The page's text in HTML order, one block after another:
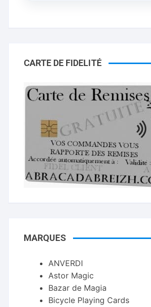
CARTE DE FIDELITÉ
MARQUES
ANVERDI
Astor Magic
Bazar de Magia
Bicycle Playing Cards